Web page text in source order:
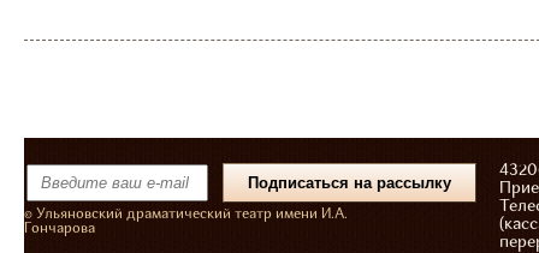
© Ульяновский драматический театр имени И.А.
Гончарова